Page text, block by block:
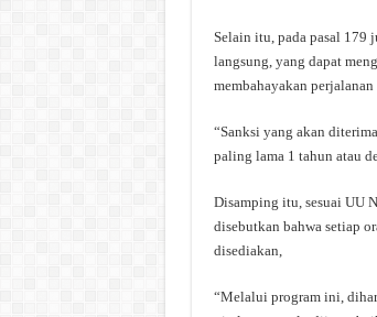
Selain itu, pada pasal 179
langsung, yang dapat
membahayakan perjalanan
“Sanksi yang akan
paling lama 1 tahun atau
Disamping itu, sesuai UU
disebutkan bahwa setiap
disediakan,
“Melalui program ini,